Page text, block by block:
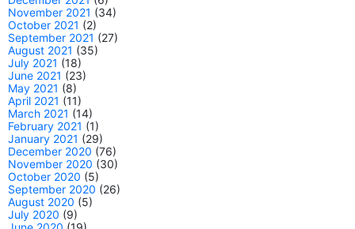
November 2021 (34)
October 2021 (2)
September 2021 (27)
August 2021 (35)
July 2021 (18)
June 2021 (23)
May 2021 (8)
April 2021 (11)
March 2021 (14)
February 2021 (1)
January 2021 (29)
December 2020 (76)
November 2020 (30)
October 2020 (5)
September 2020 (26)
August 2020 (5)
July 2020 (9)